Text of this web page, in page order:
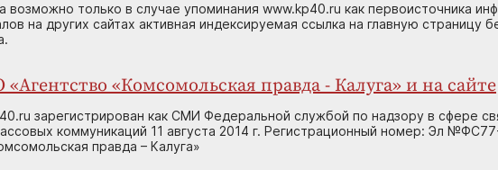
возможно только в случае упоминания www.kp40.ru как первоисточника
на других сайтах активная индексируемая ссылка на главную страницу
«Комсомольская правда - Калуга» и на сайте
зарегистрирован как СМИ Федеральной службой по надзору в сфере
коммуникаций 11 августа 2014 г. Регистрационный номер: Эл
правда – Калуга»